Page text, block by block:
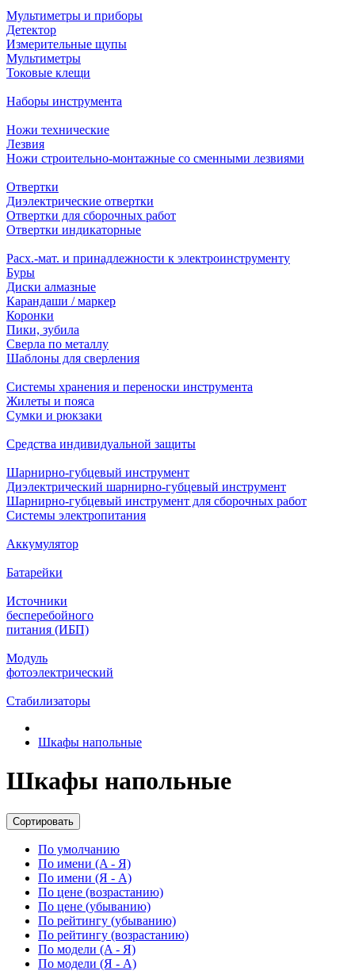
Мультиметры и приборы
Детектор
Измерительные щупы
Мультиметры
Токовые клещи
Наборы инструмента
Ножи технические
Лезвия
Ножи строительно-монтажные со сменными лезвиями
Отвертки
Диэлектрические отвертки
Отвертки для сборочных работ
Отвертки индикаторные
Расх.-мат. и принадлежности к электроинструменту
Буры
Диски алмазные
Карандаши / маркер
Коронки
Пики, зубила
Сверла по металлу
Шаблоны для сверления
Системы хранения и переноски инструмента
Жилеты и пояса
Сумки и рюкзаки
Средства индивидуальной защиты
Шарнирно-губцевый инструмент
Диэлектрический шарнирно-губцевый инструмент
Шарнирно-губцевый инструмент для сборочных работ
Системы электропитания
Аккумулятор
Батарейки
Источники
бесперебойного
питания (ИБП)
Модуль
фотоэлектрический
Стабилизаторы
Шкафы напольные
Шкафы напольные
Сортировать
По умолчанию
По имени (A - Я)
По имени (Я - A)
По цене (возрастанию)
По цене (убыванию)
По рейтингу (убыванию)
По рейтингу (возрастанию)
По модели (A - Я)
По модели (Я - A)